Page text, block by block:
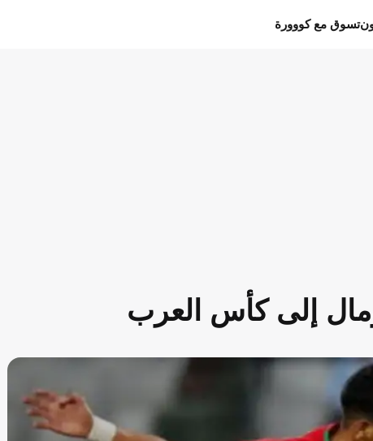
تسوق مع كووورة
إلى كأس العرب